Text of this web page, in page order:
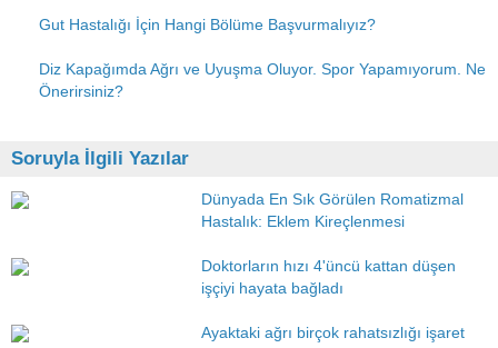
Gut Hastalığı İçin Hangi Bölüme Başvurmalıyız?
Diz Kapağımda Ağrı ve Uyuşma Oluyor. Spor Yapamıyorum. Ne
Önerirsiniz?
Soruyla İlgili Yazılar
Dünyada En Sık Görülen Romatizmal
Hastalık: Eklem Kireçlenmesi
Doktorların hızı 4'üncü kattan düşen
işçiyi hayata bağladı
Ayaktaki ağrı birçok rahatsızlığı işaret